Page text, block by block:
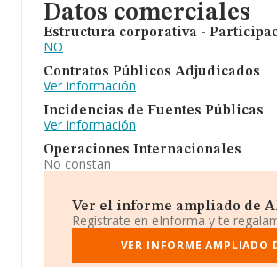
Datos comerciales
Estructura corporativa -
NO
Contratos Públicos Adjudicados
Ver Información
Incidencias de Fuentes Públicas
Ver Información
Operaciones Internacionales
No constan
Ver el informe ampliado de
Regístrate en eInforma y te
VER INFORME AMPLIADO